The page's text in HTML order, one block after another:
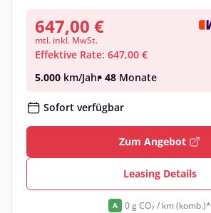
647,00 €
mtl. inkl. MwSt.
Effektive Rate: 647,00 €
5.000 km/Jahr• 48 Monate
Sofort verfügbar
Zum Angebot
Leasing Details
A 0 g CO₂ / km (komb.)*